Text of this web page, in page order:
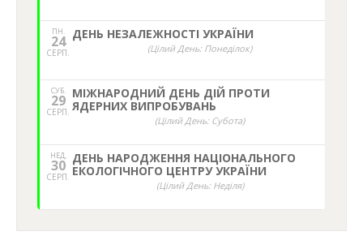
ПН.
24
СЕРП.
ДЕНЬ НЕЗАЛЕЖНОСТІ УКРАЇНИ
(Цілий День: Понеділок)
СУБ.
29
СЕРП.
МІЖНАРОДНИЙ ДЕНЬ ДІЙ ПРОТИ
ЯДЕРНИХ ВИПРОБУВАНЬ
(Цілий День: Субота)
НЕД,
30
СЕРП.
ДЕНЬ НАРОДЖЕННЯ НАЦІОНАЛЬНОГО
ЕКОЛОГІЧНОГО ЦЕНТРУ УКРАЇНИ
(Цілий День: Неділя)